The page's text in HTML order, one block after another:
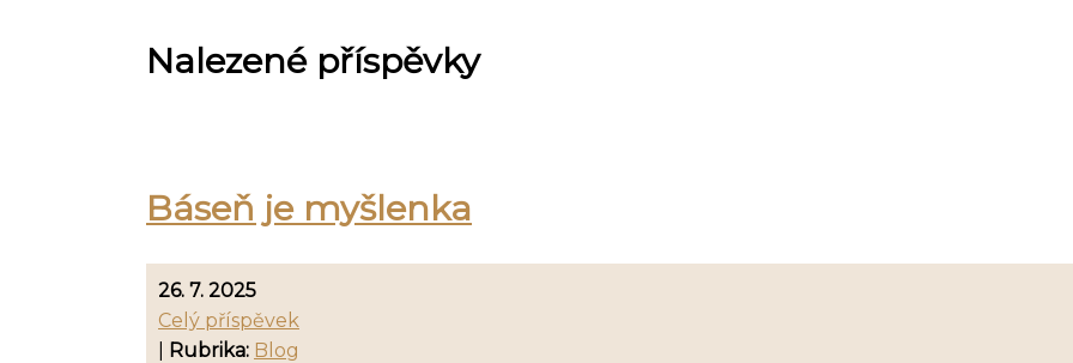
Nalezené příspěvky
Báseň je myšlenka
26. 7. 2025
Celý příspěvek
Rubrika: Blog